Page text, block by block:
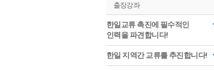
출장강좌
한일교류 촉진에 필수적인
인력을 파견합니다!
한일 지역간 교류를 추진합니다!